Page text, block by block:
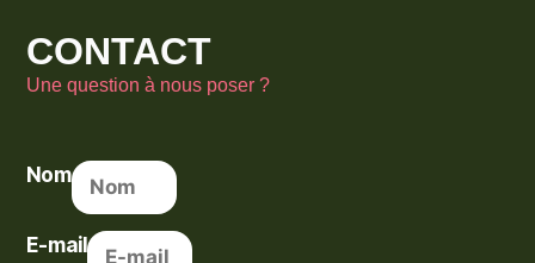
CONTACT
Une question à nous poser ?
Nom
E-mail